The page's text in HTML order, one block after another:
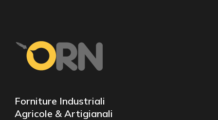
Forniture Industriali
Agricole & Artigianali